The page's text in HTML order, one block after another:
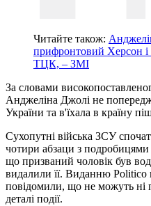
Читайте також:
прифронтовий Херсон і
ТЦК, – ЗМІ
За словами
Анджеліна Джолі не
України та в'їхала в країну
Сухопутні війська ЗСУ
чотири абзаци з
що призваний чоловік був
видалили її. Виданню Politico
повідомили, що не можуть ні
деталі події.